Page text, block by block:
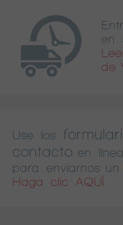
en
de
Use los
contacto en línea
para enviarnos un
Haga clic AQUÍ